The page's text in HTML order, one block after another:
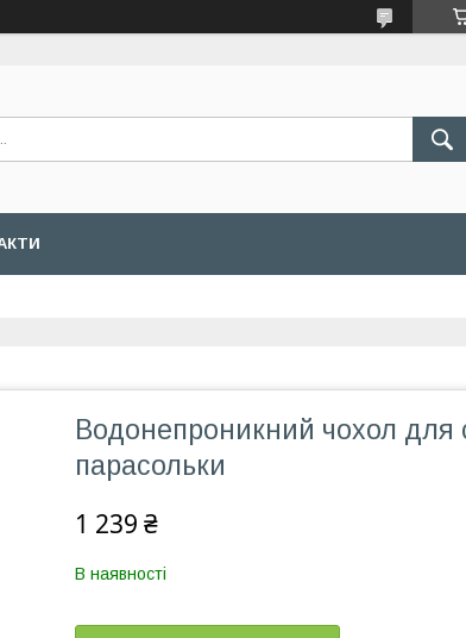
Водонепроникний чохол для
парасольки
1 239 ₴
В наявності